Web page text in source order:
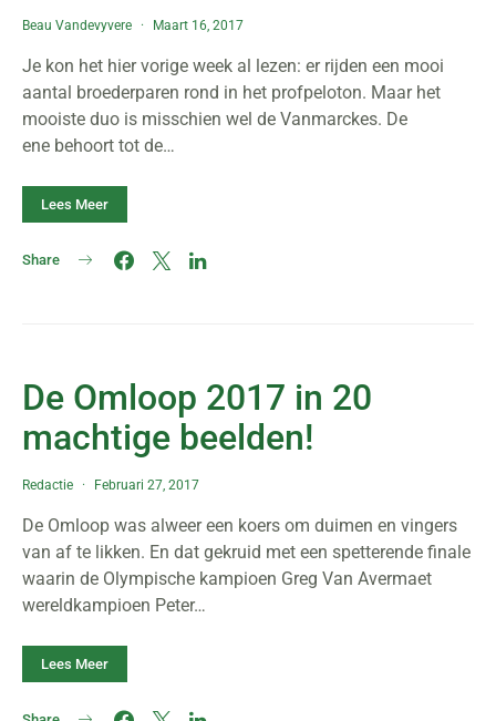
Beau Vandevyvere Maart 16, 2017
Je kon het hier vorige week al lezen: er rijden een mooi
aantal broederparen rond in het profpeloton. Maar het
mooiste duo is misschien wel de Vanmarckes. De
ene behoort tot de…
Lees Meer
Share
De Omloop 2017 in 20
machtige beelden!
Redactie Februari 27, 2017
De Omloop was alweer een koers om duimen en vingers
van af te likken. En dat gekruid met een spetterende finale
waarin de Olympische kampioen Greg Van Avermaet
wereldkampioen Peter…
Lees Meer